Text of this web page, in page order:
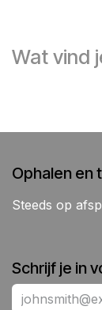
Wat vind
Ophalen en
Steeds op
Schrijf je in